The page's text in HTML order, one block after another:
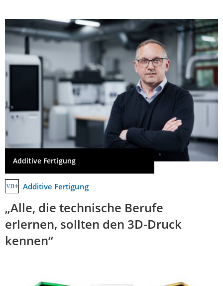
Additive Fertigung
Additive Fertigung
„Alle, die technische Berufe
erlernen, sollten den 3D-Druck
kennen“